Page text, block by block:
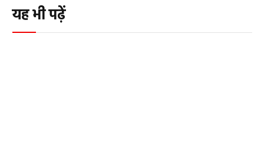
यह भी पढ़ें